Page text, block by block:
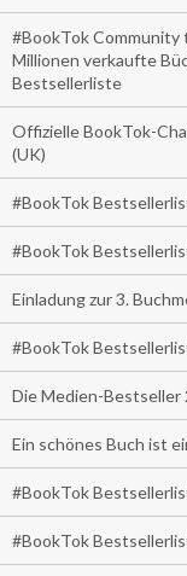
#BookTok
Millionen verkaufte
Bestsellerliste
Offizielle BookTok-
(UK)
#BookTok
#BookTok
Einladung zur 3.
#BookTok
Die Medien-Bestseller
Ein schönes Buch ist
#BookTok
#BookTok